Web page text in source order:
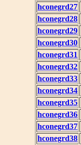
hconegrd27
hconegrd28
hconegrd29
hconegrd30
hconegrd31
hconegrd32
hconegrd33
hconegrd34
hconegrd35
hconegrd36
hconegrd37
hconegrd38